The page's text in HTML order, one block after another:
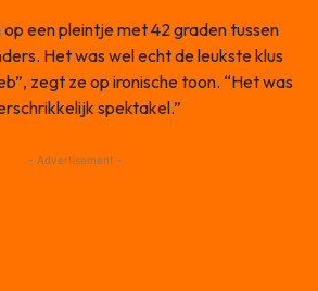
een pleintje met 42 graden tussen
Het was wel echt de leukste klus
zegt ze op ironische toon. “Het was
spektakel.”
- Advertisement -